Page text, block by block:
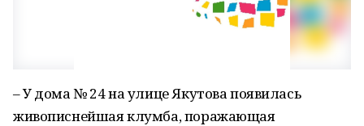
– У дома № 24 на улице Якутова появилась
живописнейшая клумба, поражающая